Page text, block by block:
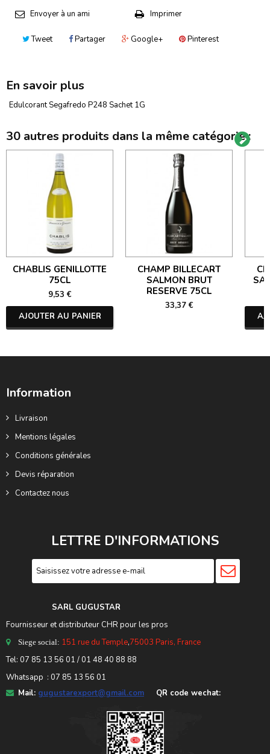
Envoyer à un ami Imprimer
Tweet Partager Google+ Pinterest
En savoir plus
Edulcorant Segafredo P248 Sachet 1G
30 autres produits dans la même catégorie :
CHABLIS GENILLOTTE
75CL
9,53 €
AJOUTER AU PANIER
CHAMP BILLECART
SALMON BRUT
RESERVE 75CL
33,37 €
Information
Livraison
Mentions légales
Conditions générales
Devis réparation
Contactez nous
LETTRE D'INFORMATIONS
SARL GUGUSTAR
Fournisseur et distributeur CHR pour les pros
Siege social: 151 rue du Temple,75003 Paris, France
Tel: 07 85 13 56 01 / 01 48 40 88 88
Whatsapp : 07 85 13 56 01
Mail: gugustarexport@gmail.com QR code wechat: